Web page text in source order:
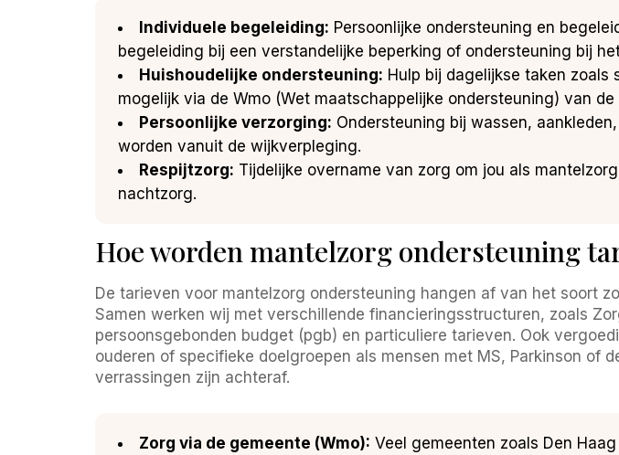
Individuele begeleiding: Persoonlijke ondersteuning en
begeleiding bij een verstandelijke beperking of ondersteuning bij
Huishoudelijke ondersteuning: Hulp bij dagelijkse taken
mogelijk via de Wmo (Wet maatschappelijke ondersteuning) van de
Persoonlijke verzorging: Ondersteuning bij wassen,
worden vanuit de wijkverpleging.
Respijtzorg: Tijdelijke overname van zorg om jou als
nachtzorg.
Hoe worden mantelzorg ondersteuning
De tarieven voor mantelzorg ondersteuning hangen af van het soort
Samen werken wij met verschillende financieringsstructuren, zoals
persoonsgebonden budget (pgb) en particuliere tarieven. Ook
ouderen of specifieke doelgroepen als mensen met MS, Parkinson of
verrassingen zijn achteraf.
Zorg via de gemeente (Wmo): Veel gemeenten zoals Den